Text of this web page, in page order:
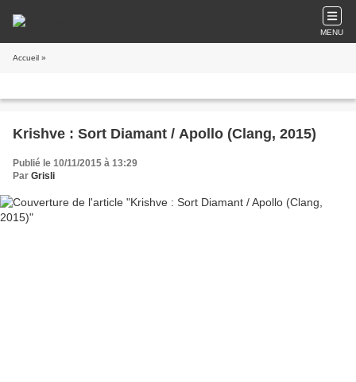
MENU
Accueil »
Krishve : Sort Diamant / Apollo (Clang, 2015)
Publié le 10/11/2015 à 13:29
Par Grisli